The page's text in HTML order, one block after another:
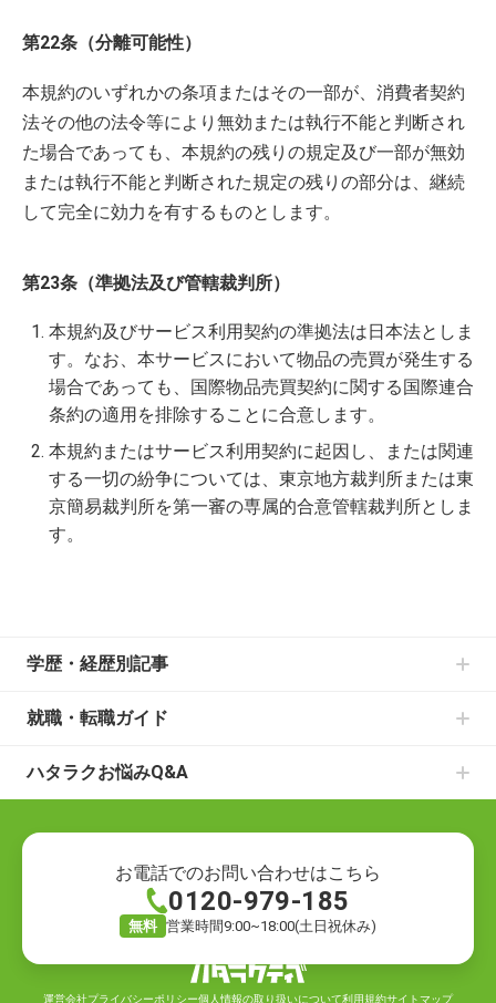
第22条（分離可能性）
本規約のいずれかの条項またはその一部が、消費者契約
法その他の法令等により無効または執行不能と判断され
た場合であっても、本規約の残りの規定及び一部が無効
または執行不能と判断された規定の残りの部分は、継続
して完全に効力を有するものとします。
第23条（準拠法及び管轄裁判所）
本規約及びサービス利用契約の準拠法は日本法としま
す。なお、本サービスにおいて物品の売買が発生する
場合であっても、国際物品売買契約に関する国際連合
条約の適用を排除することに合意します。
本規約またはサービス利用契約に起因し、または関連
する一切の紛争については、東京地方裁判所または東
京簡易裁判所を第一審の専属的合意管轄裁判所としま
す。
学歴・経歴別記事
中卒からの就職の記事一覧
高卒からの就職の記事一覧
大学中退からの就職の記事一覧
フリーターからの就職の記事一覧
就職・転職ガイド
書類選考のお悩みの記事一覧
面接のお悩みの記事一覧
退職についての記事一覧
ハローワークでの仕事探しの記事一覧
転職活動の記事一覧
就職の方法の記事一覧
仕事のお悩みの記事一覧
ハタラクお悩みQ&A
就職の悩み
お電話でのお問い合わせはこちら
0120-979-185
無料 営業時間9:00~18:00(土日祝休み)
運営会社プライバシーポリシー個人情報の取り扱いについて利用規約サイトマップ